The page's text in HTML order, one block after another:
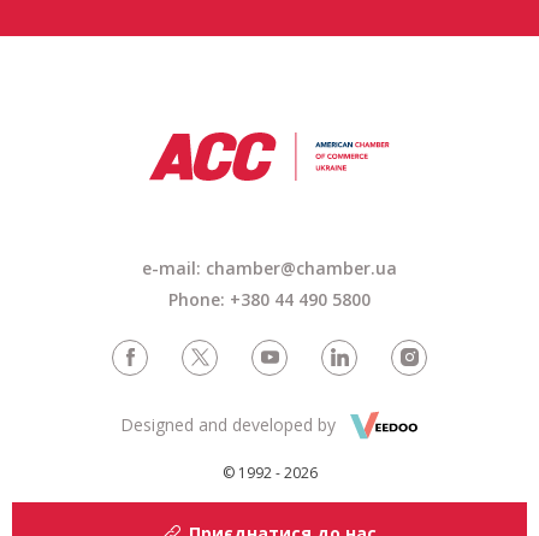
e-mail: chamber@chamber.ua
Phone: +380 44 490 5800
© 1992 - 2026
Designed and developed by